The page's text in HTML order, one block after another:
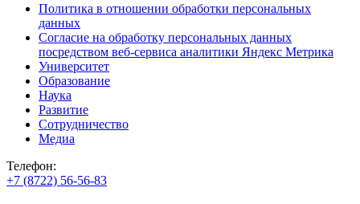
Политика в отношении обработки персональных
данных
Согласие на обработку персональных данных
посредством веб-сервиса аналитики Яндекс Метрика
Университет
Образование
Наука
Развитие
Сотрудничество
Медиа
Телефон:
+7 (8722) 56-56-83